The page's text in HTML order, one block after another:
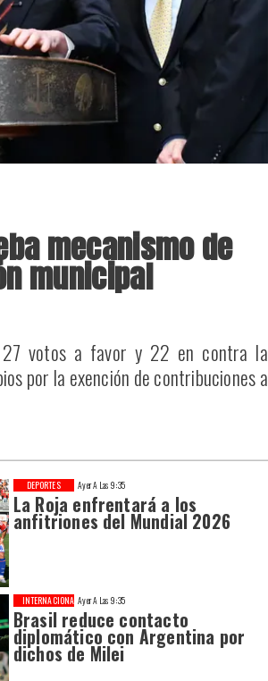
Ayer A Las 9:35
La Roja enfrentará a los
anfitriones del Mundial 2026
DEPORTES
Ayer A Las 9:35
Brasil reduce contacto
diplomático con Argentina por
dichos de Milei
INTERNACIONAL
mecanismo de
municipal
27 votos a favor y 22 en contra la
por la exención de contribuciones a